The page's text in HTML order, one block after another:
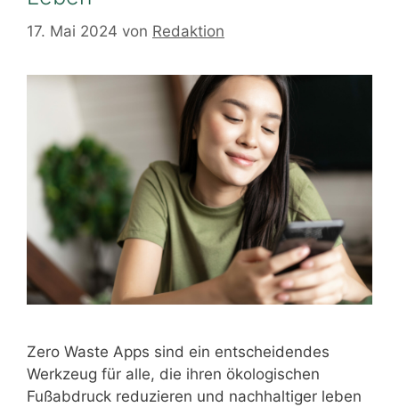
17. Mai 2024 von Redaktion
Zero Waste Apps sind ein entscheidendes
Werkzeug für alle, die ihren ökologischen
Fußabdruck reduzieren und nachhaltiger leben